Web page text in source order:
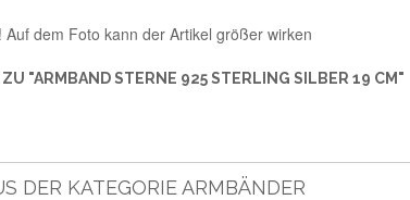
dem Foto kann der Artikel größer wirken
"ARMBAND STERNE 925 STERLING SILBER 19 CM"
DER KATEGORIE ARMBÄNDER